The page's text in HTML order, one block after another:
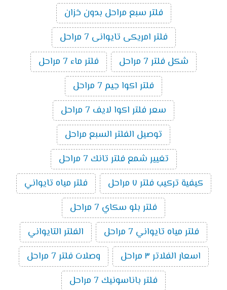
فلتر سبع مراحل بدون خزان
فلتر امريكى تايوانى 7 مراحل
شكل فلتر 7 مراحل
فلتر ماء 7 مراحل
فلتر اكوا جيم 7 مراحل
سعر فلتر اكوا لايف 7 مراحل
توصيل الفلتر السبع مراحل
تغيير شمع فلتر تانك 7 مراحل
كيفية تركيب فلتر ٧ مراحل
فلتر مياه تايواني
فلتر بلو سكاي 7 مراحل
فلتر مياه تايواني 7 مراحل
الفلتر التايواني
اسعار الفلاتر ٣ مراحل
وصلات فلتر 7 مراحل
فلتر باناسونيك 7 مراحل